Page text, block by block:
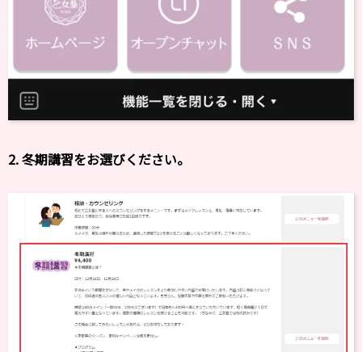
2. 冬期講習をお選びください。